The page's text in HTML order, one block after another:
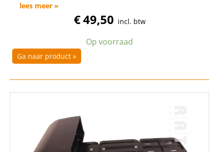
lees meer »
€49,50 incl. btw
Op voorraad
Ga naar product »